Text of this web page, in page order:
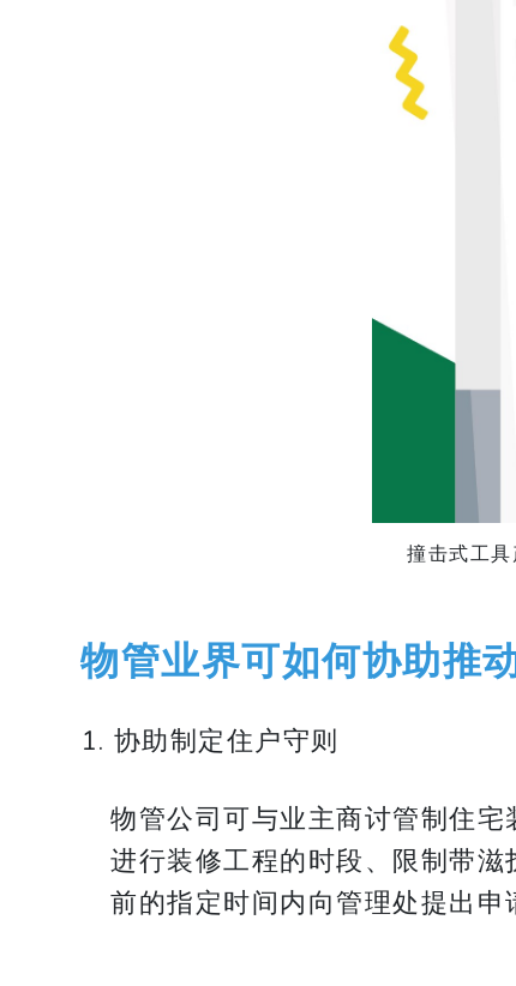
撞击式工
物管业界可如何协助推
1. 协助制定住户守则
物管公司可与业主商讨管制住
进行装修工程的时段、限制带
前的指定时间内向管理处提出申